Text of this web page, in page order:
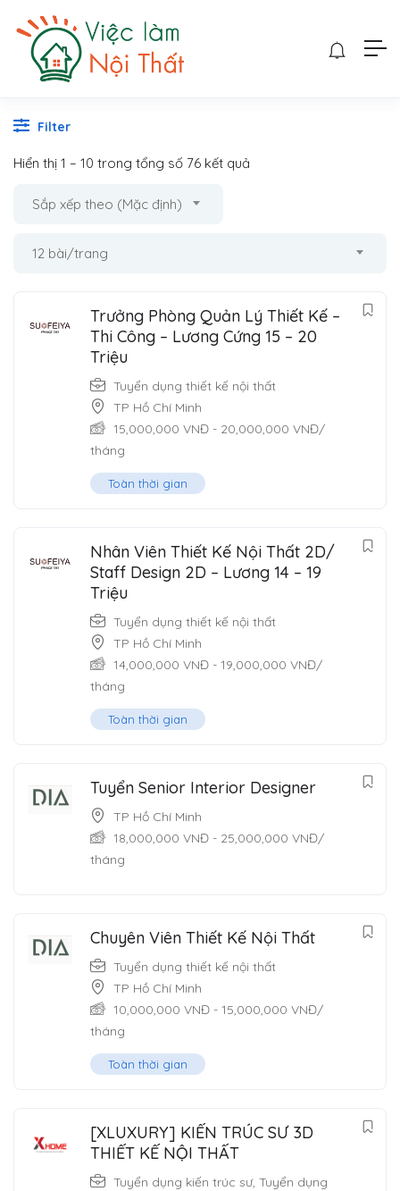
Filter
Hiển thị 1 – 10 trong tổng số 76 kết quả
Sắp xếp theo (Mặc định)
12 bài/trang
Trưởng Phòng Quản Lý Thiết Kế –
Thi Công – Lương Cứng 15 – 20
Triệu
Tuyển dụng thiết kế nội thất
TP Hồ Chí Minh
15,000,000 VNĐ - 20,000,000 VNĐ/
tháng
Toàn thời gian
Nhân Viên Thiết Kế Nội Thất 2D/
Staff Design 2D – Lương 14 – 19
Triệu
Tuyển dụng thiết kế nội thất
TP Hồ Chí Minh
14,000,000 VNĐ - 19,000,000 VNĐ/
tháng
Toàn thời gian
Tuyển Senior Interior Designer
TP Hồ Chí Minh
18,000,000 VNĐ - 25,000,000 VNĐ/
tháng
Chuyên Viên Thiết Kế Nội Thất
Tuyển dụng thiết kế nội thất
TP Hồ Chí Minh
10,000,000 VNĐ - 15,000,000 VNĐ/
tháng
Toàn thời gian
[XLUXURY] KIẾN TRÚC SƯ 3D
THIẾT KẾ NỘI THẤT
Tuyển dụng kiến trúc sư, Tuyển dụng